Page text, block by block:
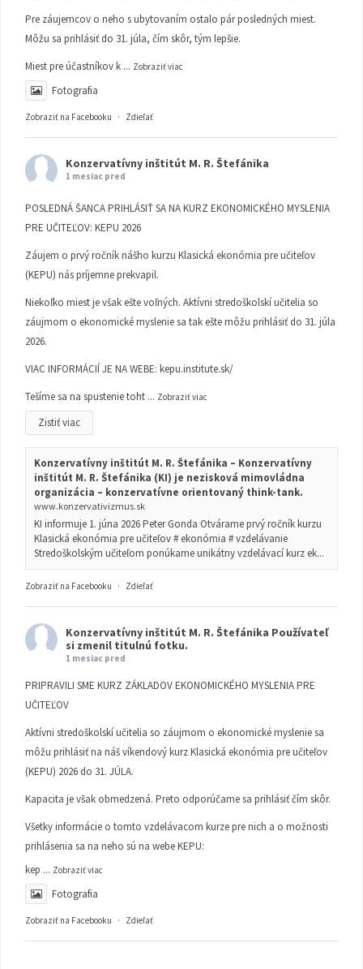
Pre záujemcov o neho s ubytovaním ostalo pár posledných miest.
Môžu sa prihlásiť do 31. júla, čím skôr, tým lepšie.
Miest pre účastníkov k ... Zobraziť viac
Fotografia
Zobraziť na Facebooku · Zdieľať
Konzervatívny inštitút M. R. Štefánika
1 mesiac pred
POSLEDNÁ ŠANCA PRIHLÁSIŤ SA NA KURZ EKONOMICKÉHO MYSLENIA
PRE UČITEĽOV: KEPU 2026
Záujem o prvý ročník nášho kurzu Klasická ekonómia pre učiteľov
(KEPU) nás príjemne prekvapil.
Niekoľko miest je však ešte voľných. Aktívni stredoškolskí učitelia so
záujmom o ekonomické myslenie sa tak ešte môžu prihlásiť do 31. júla
2026.
VIAC INFORMÁCIÍ JE NA WEBE: kepu.institute.sk/
Tešíme sa na spustenie toht ... Zobraziť viac
Zistiť viac
Konzervatívny inštitút M. R. Štefánika – Konzervatívny
inštitút M. R. Štefánika (KI) je nezisková mimovládna
organizácia – konzervatívne orientovaný think-tank.
www.konzervativizmus.sk
KI informuje 1. júna 2026 Peter Gonda Otvárame prvý ročník kurzu
Klasická ekonómia pre učiteľov # ekonómia # vzdelávanie
Stredoškolským učiteľom ponúkame unikátny vzdelávací kurz ek...
Zobraziť na Facebooku · Zdieľať
Konzervatívny inštitút M. R. Štefánika Používateľ
si zmenil titulnú fotku.
1 mesiac pred
PRIPRAVILI SME KURZ ZÁKLADOV EKONOMICKÉHO MYSLENIA PRE
UČITEĽOV
Aktívni stredoškolskí učitelia so záujmom o ekonomické myslenie sa
môžu prihlásiť na náš víkendový kurz Klasická ekonómia pre učiteľov
(KEPU) 2026 do 31. JÚLA.
Kapacita je však obmedzená. Preto odporúčame sa prihlásiť čím skôr.
Všetky informácie o tomto vzdelávacom kurze pre nich a o možnosti
prihlásenia sa na neho sú na webe KEPU:
kep ... Zobraziť viac
Fotografia
Zobraziť na Facebooku · Zdieľať